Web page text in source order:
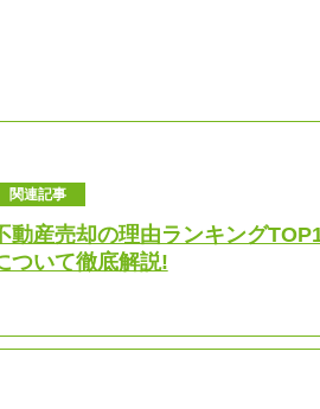
関連記事
動産売却の理由ランキング
ついて徹底解説!